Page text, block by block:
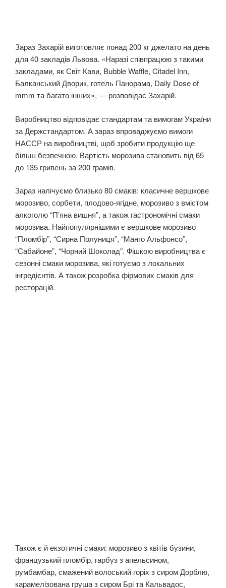
Зараз Захарій виготовляє понад 200 кг джелато на день
для 40 закладів Львова. «Наразі співпрацюю з такими
закладами, як Світ Кави, Bubble Waffle, Citadel Inn,
Балканський Дворик, готель Панорама, Daily Dose of
mmm та багато інших», — розповідає Захарій.
Виробництво відповідає стандартам та вимогам України
за Держстандартом. А зараз впроваджуємо вимоги
НАССР на виробництві, щоб зробити продукцію ще
більш безпечною. Вартість морозива становить від 65
до 135 гривень за 200 грамів.
Зараз налічуємо близько 80 смаків: класичне вершкове
морозиво, сорбети, плодово-ягідне, морозиво з вмістом
алкоголю “П’яна вишня”, а також гастрономічні смаки
морозива. Найпопулярнішими є вершкове морозиво
“Пломбір”, “Сирна Полуниця”, “Манго Альфонсо”,
“Сабайоне”, “Чорний Шоколад”. Фішкою виробництва є
сезонні смаки морозива, які готуємо з локальних
інгредієнтів. А також розробка фірмових смаків для
ресторацій.
Також є й екзотичні смаки: морозиво з квітів бузини,
французький пломбір, гарбуз з апельсином,
румбамбар, смажений волоський горіх з сиром Дорблю,
карамелізована груша з сиром Брі та Кальвадос,